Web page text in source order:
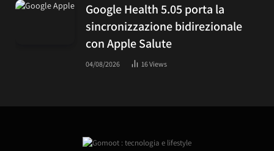
Google Health 5.05 porta la
sincronizzazione bidirezionale
con Apple Salute
04/08/2026 16Views